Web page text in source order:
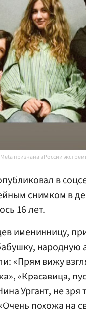
признана в России
в
снимком в
16 лет.
именинницу,
народную
«Прям вижу
«Красавица,
Ургант, не зря
похожа на